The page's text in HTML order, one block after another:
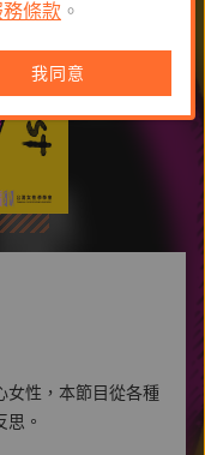
女性，本節目從各種
。
務條款 。
我同意